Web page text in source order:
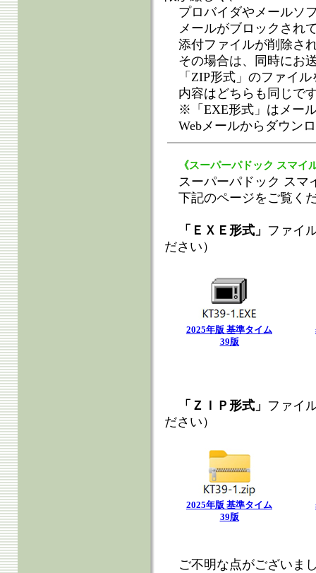
プロバイダやメールソ
メールがブロックされ
添付ファイルが削除さ
その場合は、同時にお
「ZIP形式」のファイ
内容はどちらも同じで
※「EXE形式」はメー
Webメールからダウン
《スーパーパドック スマイ
スーパーパドック スマ
下記のページをご覧く
「ＥＸＥ形式」 ファイ
ださい）
2025年版 基準タイム
39版
「ＺＩＰ形式」 ファイ
ださい）
2025年版 基準タイム
39版
ご不明な点がございま